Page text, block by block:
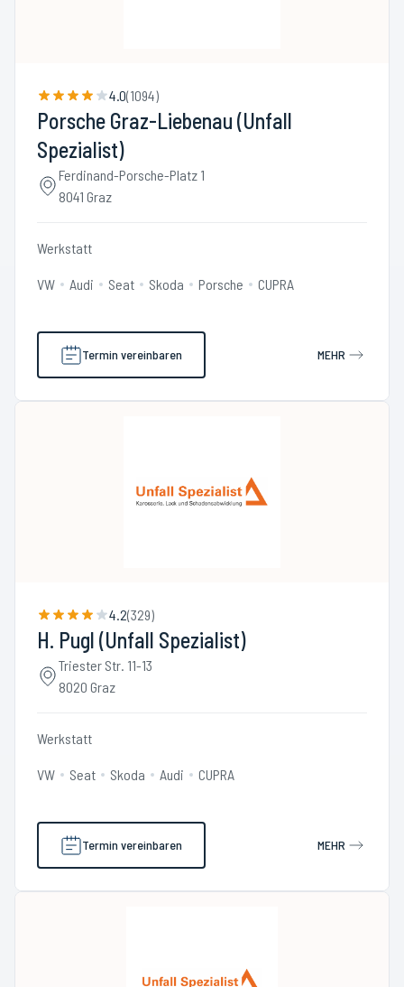
4.0(1094)
Porsche Graz-Liebenau (Unfall
Spezialist)
Ferdinand-Porsche-Platz 1
8041 Graz
Werkstatt
VW Audi Seat Skoda Porsche CUPRA
Termin vereinbaren MEHR
4.2(329)
H. Pugl (Unfall Spezialist)
Triester Str. 11-13
8020 Graz
Werkstatt
VW Seat Skoda Audi CUPRA
Termin vereinbaren MEHR